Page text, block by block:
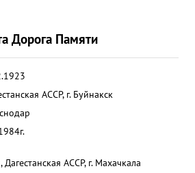
Дорога Памяти
АССР, г. Буйнакск
АССР, г. Махачкала